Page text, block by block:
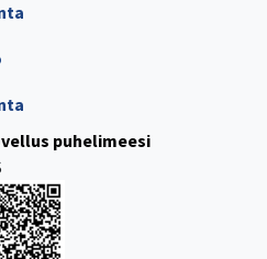
puhelimeesi